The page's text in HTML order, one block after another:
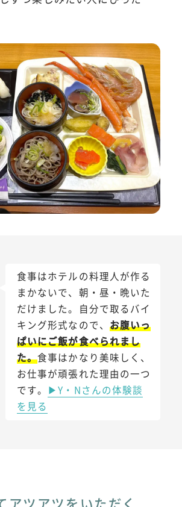
食事はホテルの料理人が作る
まかないで、朝・昼・晩いた
だけました。自分で取るバイ
キング形式なので、 お腹いっ
ぱいにご飯が食べられまし
た。食事はかなり美味しく、
お仕事が頑張れた理由の一つ
です。 ▶Y・Nさんの体験談
を見る